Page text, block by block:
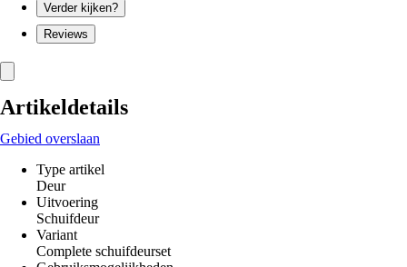
Verder kijken?
Reviews
Artikeldetails
Gebied overslaan
Type artikel
Deur
Uitvoering
Schuifdeur
Variant
Complete schuifdeurset